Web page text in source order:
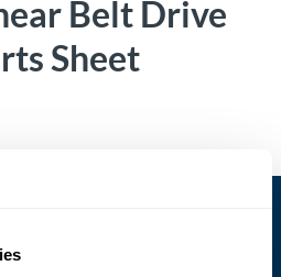
Belt Drive
Sheet